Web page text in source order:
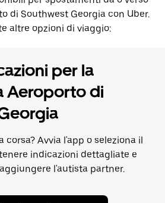
di Southwest Georgia con Uber.
altre opzioni di viaggio:
per la
Aeroporto di
corsa? Avvia l'app o seleziona il
indicazioni dettagliate e
l'autista partner.